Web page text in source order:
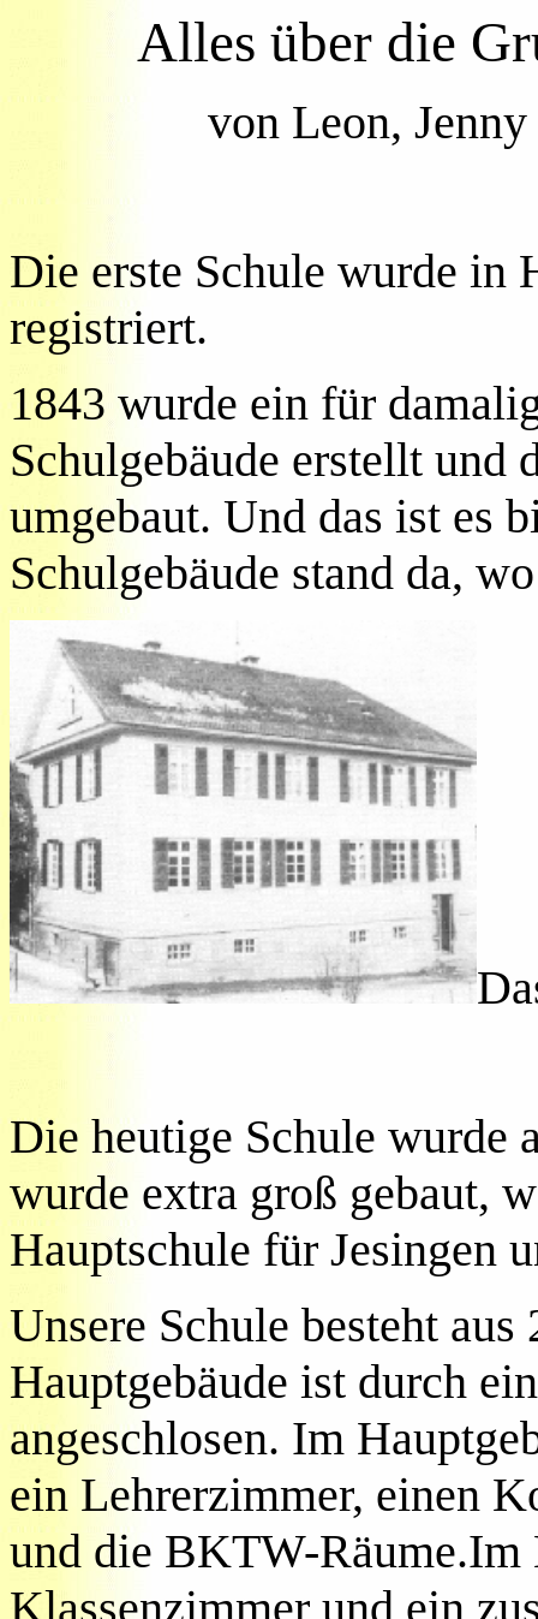
Alles über die
von Leon,
Die erste Schule wurde in
registriert.
1843 wurde ein für
Schulgebäude erstellt und
umgebaut. Und das ist es
Schulgebäude stand da,
Die heutige Schule wurde
wurde extra groß gebaut,
Hauptschule für Jesingen
Unsere Schule besteht
Hauptgebäude ist durch
angeschlosen. Im
ein Lehrerzimmer, einen
und die BKTW-Räume.Im
Klassenzimmer und ein